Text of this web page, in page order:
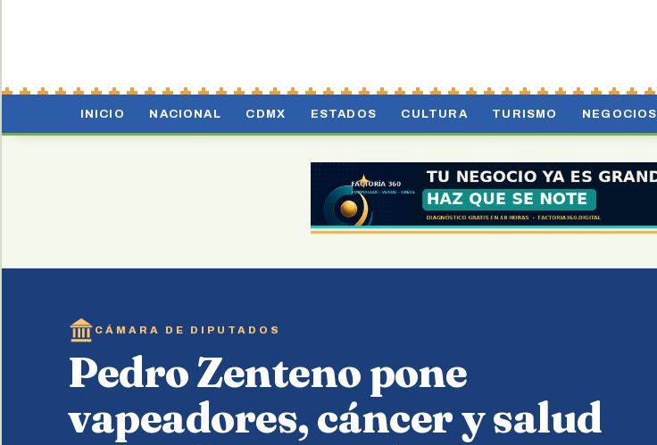
INICIO NACIONAL CDMX ESTADOS CULTURA TURISMO NEGOCIOS
CÁMARA DE DIPUTADOS
Pedro Zenteno pone
vapeadores, cáncer y salud